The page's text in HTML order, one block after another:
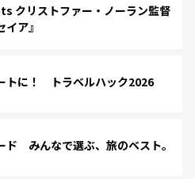
クリストファー・ノーラン監督
ア』
トに！ トラベルハック2026
ド みんなで選ぶ、旅のベスト。